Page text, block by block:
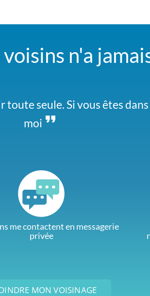
n'a
seule. Si vous êtes
moi
me contactent en messagerie
privée
MON VOISINAGE